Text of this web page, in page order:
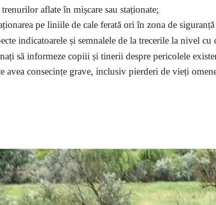
aflate în mișcare sau staționate;
pe liniile de cale ferată ori în zona de siguranță
indicatoarele și semnalele de la trecerile la nivel cu
să informeze copiii și tinerii despre pericolele
avea consecințe grave, inclusiv pierderi de vieți